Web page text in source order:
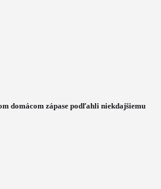
domácom zápase podľahli niekdajšiemu